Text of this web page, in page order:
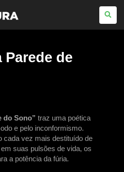
Parede de
do Sono” traz uma poética
e pelo inconformismo.
cada vez mais destituído de
suas pulsões de vida, os
a potência da fúria.